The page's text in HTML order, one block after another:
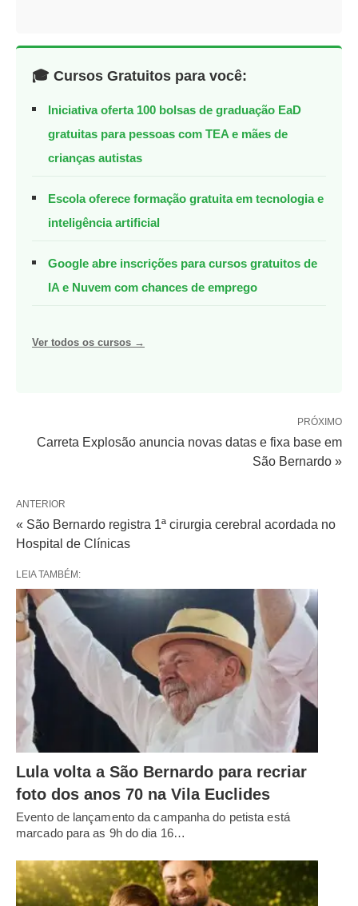
🎓 Cursos Gratuitos para você:
Iniciativa oferta 100 bolsas de graduação EaD
gratuitas para pessoas com TEA e mães de
crianças autistas
Escola oferece formação gratuita em tecnologia e
inteligência artificial
Google abre inscrições para cursos gratuitos de
IA e Nuvem com chances de emprego
Ver todos os cursos →
PRÓXIMO
Carreta Explosão anuncia novas datas e fixa base em
São Bernardo »
ANTERIOR
« São Bernardo registra 1ª cirurgia cerebral acordada no
Hospital de Clínicas
LEIA TAMBÉM:
Lula volta a São Bernardo para recriar
foto dos anos 70 na Vila Euclides
Evento de lançamento da campanha do petista está
marcado para as 9h do dia 16…